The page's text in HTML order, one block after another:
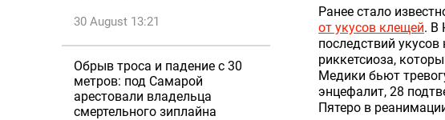
30 August 13:21
Обрыв троса и падение с 30
метров: под Самарой
арестовали владельца
смертельного зиплайна
Ранее стало
от укусов клещей. В
последствий
риккетсиоза,
Медики бьют
энцефалит, 28
Пятеро в